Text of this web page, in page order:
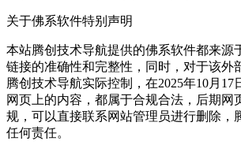
关于佛系软件特别声明
本站腾创技术导航提供的佛系软件都来源
链接的准确性和完整性，同时，对于该外
腾创技术导航实际控制，在2025年10月17
网页上的内容，都属于合规合法，后期网
规，可以直接联系网站管理员进行删除，
任何责任。